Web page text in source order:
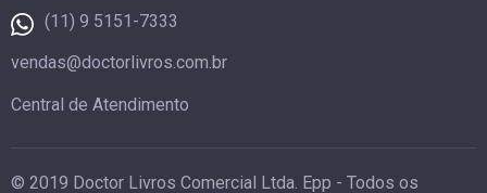
(11) 9 5151-7333
vendas@doctorlivros.com.br
Central de Atendimento
© 2019 Doctor Livros Comercial Ltda. Epp - Todos os